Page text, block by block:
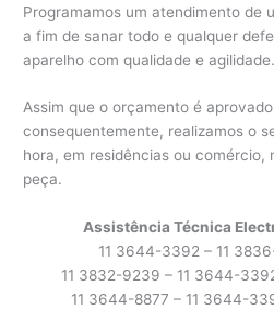
Programamos um atendimento de
a fim de sanar todo e qualquer
aparelho com qualidade e agilidade.
Assim que o orçamento é
consequentemente, realizamos o
hora, em residências ou comércio,
peça.
Assistência Técnica
11 3644-3392 – 11
11 3832-9239 – 11 3644-
11 3644-8877 – 11 3644-